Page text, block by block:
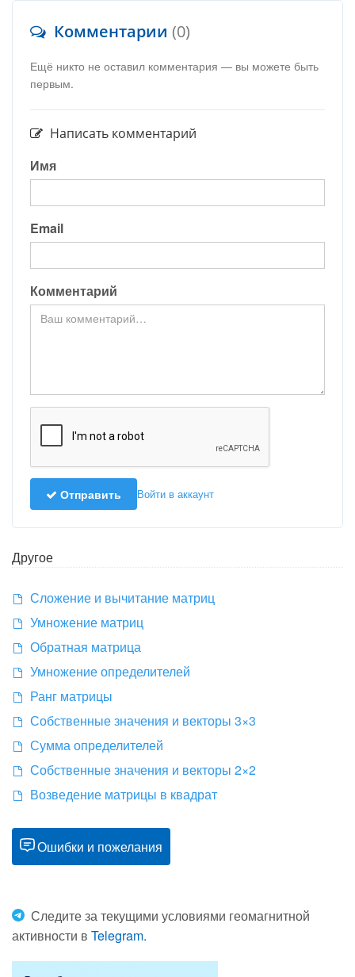
Комментарии (0)
Ещё никто не оставил комментария — вы можете быть
первым.
Написать комментарий
Имя
Email
Комментарий
Отправить Войти в аккаунт
Другое
Сложение и вычитание матриц
Умножение матриц
Обратная матрица
Умножение определителей
Ранг матрицы
Собственные значения и векторы 3×3
Сумма определителей
Собственные значения и векторы 2×2
Возведение матрицы в квадрат
Ошибки и пожелания
Следите за текущими условиями геомагнитной
активности в Telegram.